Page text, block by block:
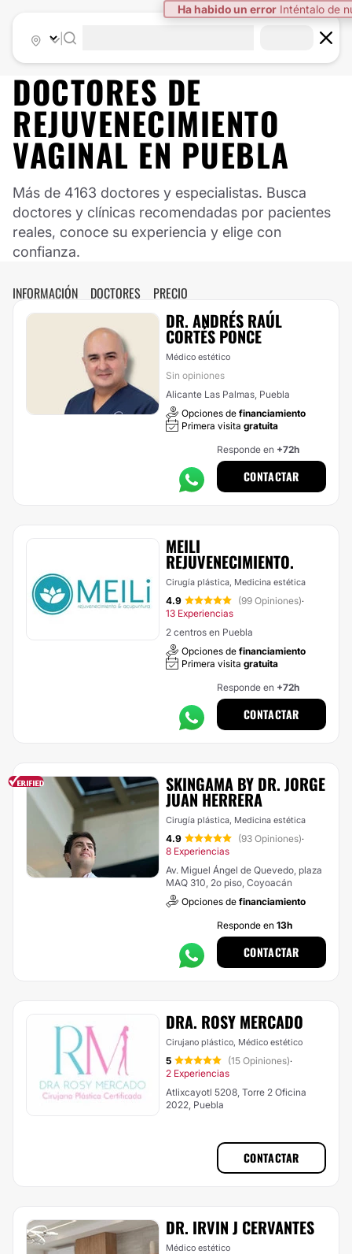
Ha habido un error Inténtalo de
DOCTORES DE
REJUVENECIMIENTO
VAGINAL EN PUEBLA
Más de 4163 doctores y especialistas. Busca
doctores y clínicas recomendadas por pacientes
reales, conoce su experiencia y elige con
confianza.
INFORMACIÓN DOCTORES PRECIO
DR. ANDRÉS RAÚL
CORTÉS PONCE
Médico estético
Sin opiniones
Alicante Las Palmas, Puebla
Opciones de financiamiento
Primera visita gratuita
Responde en +72h
CONTACTAR
MEILI
REJUVENECIMIENTO.
Cirugía plástica, Medicina estética
4.9 (99 Opiniones)·
13 Experiencias
2 centros en Puebla
Opciones de financiamiento
Primera visita gratuita
Responde en +72h
CONTACTAR
SKINGAMA BY DR. JORGE
JUAN HERRERA
Cirugía plástica, Medicina estética
4.9 (93 Opiniones)·
8 Experiencias
Av. Miguel Ángel de Quevedo, plaza
MAQ 310, 2o piso, Coyoacán
Opciones de financiamiento
Responde en 13h
CONTACTAR
DRA. ROSY MERCADO
Cirujano plástico, Médico estético
5 (15 Opiniones)·
2 Experiencias
Atlixcayotl 5208, Torre 2 Oficina
2022, Puebla
CONTACTAR
DR. IRVIN J CERVANTES
Médico estético